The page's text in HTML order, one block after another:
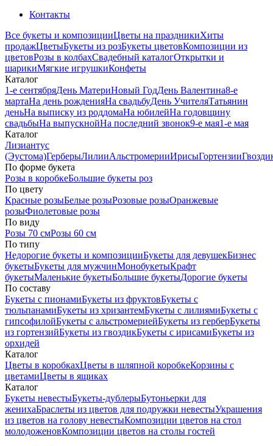
Контакты
Все букеты и композицииЦветы на праздникиХиты
продажЦветыБукеты из розБукеты цветовКомпозиции из
цветовРозы в колбахСвадебный каталогОткрытки и
шарикиМягкие игрушкиКонфеты
Каталог
1-е сентябряДень МатериНовый ГодДень Валентина8-е
мартаНа день рожденияНа свадьбуДень УчителяТатьянин
деньНа выписку из роддомаНа юбилейНа годовщину
свадьбыНа выпускнойНа последний звонок9-е мая1-е мая
Каталог
Лизиантус
(Эустома)ГерберыЛилииАльстромерииИрисыГортензии
По форме букета
Розы в коробкеБольшие букеты роз
По цвету
Красные розыБелые розыРозовые розыОранжевые
розыФиолетовые розы
По виду
Розы 70 смРозы 60 см
По типу
Недорогие букеты и композицииБукеты для девушекБизнес
букетыБукеты для мужчинМонобукетыКрафт
букетыМаленькие букетыБольшие букетыДорогие букеты
По составу
Букеты с пионамиБукеты из фруктовБукеты с
тюльпанамиБукеты из хризантемБукеты с лилиямиБукеты с
гипсофилойБукеты с альстромериейБукеты из герберБукеты
из гортензийБукеты из гвоздикБукеты с ирисамиБукеты из
орхидей
Каталог
Цветы в коробкахЦветы в шляпной коробкеКорзины с
цветамиЦветы в ящиках
Каталог
Букеты невестыБукеты-дублерыБутоньерки для
женихаБраслеты из цветов для подружки невестыУкрашения
из цветов на голову невестыКомпозиции цветов на стол
молодоженовКомпозиции цветов на столы гостей